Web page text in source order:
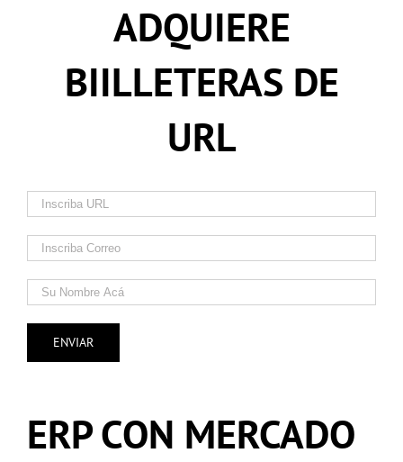
ADQUIERE
BIILLETERAS DE
URL
ERP CON MERCADO